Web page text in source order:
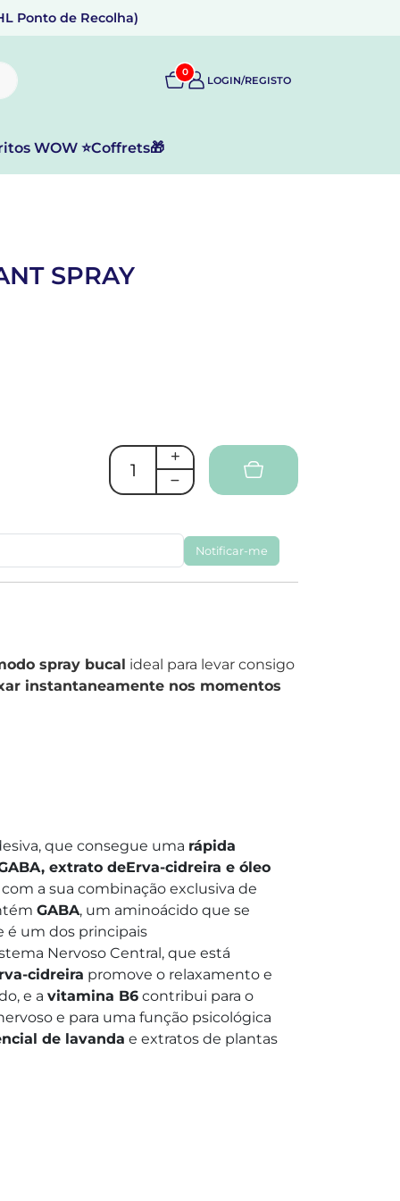
Ponto de Recolha)
0
LOGIN/REGISTO
WOW ⭐Coffrets🎁
SPRAY
Notificar-me
spray bucal ideal para levar consigo
instantaneamente nos momentos
que consegue uma rápida
extrato deErva-cidreira e óleo
a sua combinação exclusiva de
GABA, um aminoácido que se
é um dos principais
Nervoso Central, que está
cidreira promove o relaxamento e
e a vitamina B6 contribui para o
e para uma função psicológica
de lavanda e extratos de plantas